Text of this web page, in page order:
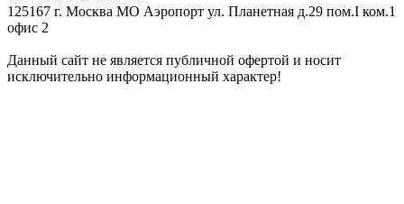
125167 г. Москва МО Аэропорт ул. Планетная д.29 пом.I ком.1
офис 2
Данный сайт не является публичной офертой и носит
исключительно информационный характер!